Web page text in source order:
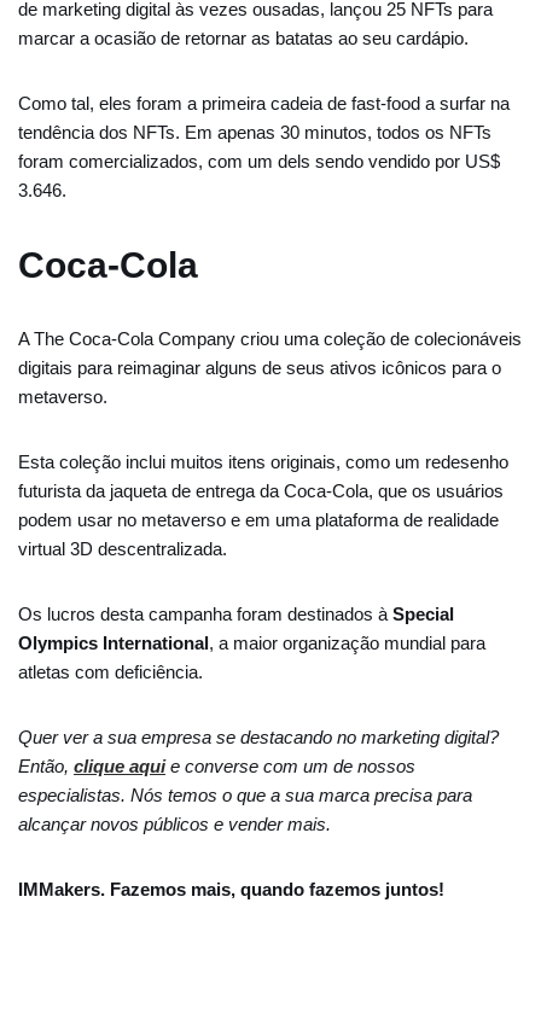
de marketing digital às vezes ousadas, lançou 25 NFTs para
marcar a ocasião de retornar as batatas ao seu cardápio.
Como tal, eles foram a primeira cadeia de fast-food a surfar na
tendência dos NFTs. Em apenas 30 minutos, todos os NFTs
foram comercializados, com um dels sendo vendido por US$
3.646.
Coca-Cola
A The Coca-Cola Company criou uma coleção de colecionáveis
​​digitais para reimaginar alguns de seus ativos icônicos para o
metaverso.
Esta coleção inclui muitos itens originais, como um redesenho
futurista da jaqueta de entrega da Coca-Cola, que os usuários
podem usar no metaverso e em uma plataforma de realidade
virtual 3D descentralizada.
Os lucros desta campanha foram destinados à Special
Olympics International, a maior organização mundial para
atletas com deficiência.
Quer ver a sua empresa se destacando no marketing digital?
Então, clique aquie converse com um de nossos
especialistas. Nós temos o que a sua marca precisa para
alcançar novos públicos e vender mais.
IMMakers. Fazemos mais, quando fazemos juntos!